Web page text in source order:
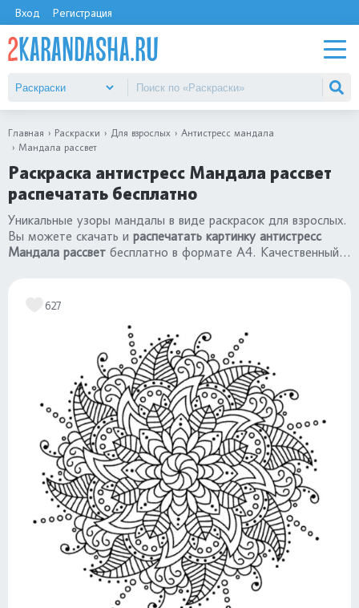
Вход Регистрация
Главная Раскраски Для взрослых
Антистресс мандала
Мандала рассвет
Раскраска антистресс Мандала рассвет
распечатать бесплатно
Уникальные узоры мандалы в виде раскрасок для взрослых.
Вы можете скачать и распечатать картинку антистресс
Мандала рассвет бесплатно в формате А4. Качественный
627